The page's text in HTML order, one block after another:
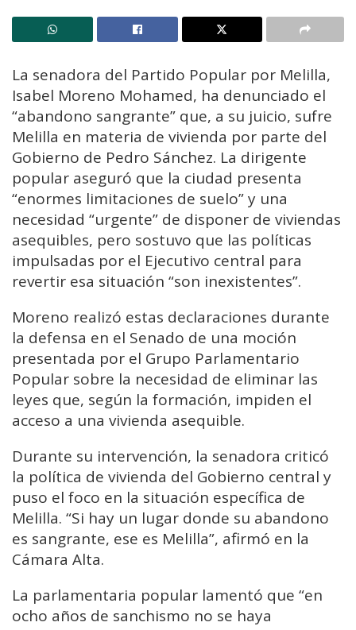
La senadora del Partido Popular por Melilla,
Isabel Moreno Mohamed, ha denunciado el
“abandono sangrante” que, a su juicio, sufre
Melilla en materia de vivienda por parte del
Gobierno de Pedro Sánchez. La dirigente
popular aseguró que la ciudad presenta
“enormes limitaciones de suelo” y una
necesidad “urgente” de disponer de viviendas
asequibles, pero sostuvo que las políticas
impulsadas por el Ejecutivo central para
revertir esa situación “son inexistentes”.
Moreno realizó estas declaraciones durante
la defensa en el Senado de una moción
presentada por el Grupo Parlamentario
Popular sobre la necesidad de eliminar las
leyes que, según la formación, impiden el
acceso a una vivienda asequible.
Durante su intervención, la senadora criticó
la política de vivienda del Gobierno central y
puso el foco en la situación específica de
Melilla. “Si hay un lugar donde su abandono
es sangrante, ese es Melilla”, afirmó en la
Cámara Alta.
La parlamentaria popular lamentó que “en
ocho años de sanchismo no se haya